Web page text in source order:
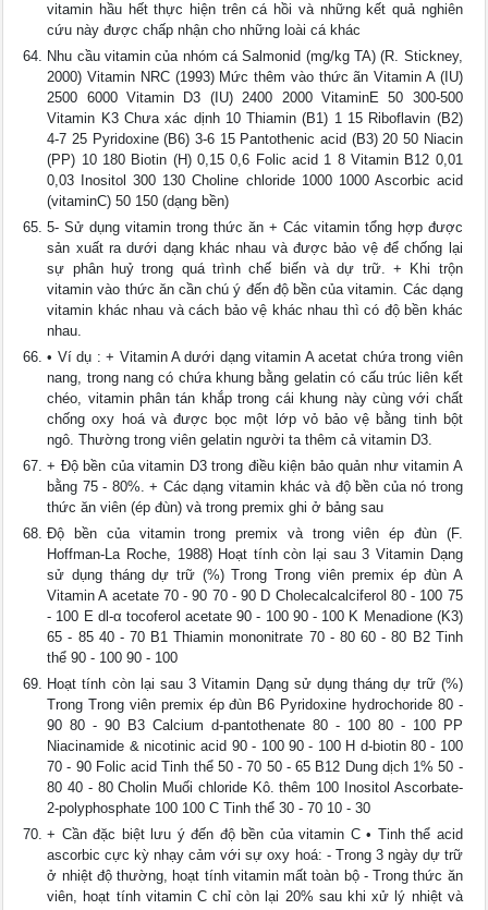
vitamin hầu hết thực hiện trên cá hồi và những kết quả nghiên
cứu này được chấp nhận cho những loài cá khác
Nhu cầu vitamin của nhóm cá Salmonid (mg/kg TA) (R. Stickney,
2000) Vitamin NRC (1993) Mức thêm vào thức ãn Vitamin A (IU)
2500 6000 Vitamin D3 (IU) 2400 2000 VitaminE 50 300-500
Vitamin K3 Chưa xác dịnh 10 Thiamin (B1) 1 15 Riboflavin (B2)
4-7 25 Pyridoxine (B6) 3-6 15 Pantothenic acid (B3) 20 50 Niacin
(PP) 10 180 Biotin (H) 0,15 0,6 Folic acid 1 8 Vitamin B12 0,01
0,03 Inositol 300 130 Choline chloride 1000 1000 Ascorbic acid
(vitaminC) 50 150 (dạng bền)
5- Sử dụng vitamin trong thức ăn + Các vitamin tổng hợp được
sản xuất ra dưới dạng khác nhau và được bảo vệ để chống lại
sự phân huỷ trong quá trình chế biến và dự trữ. + Khi trộn
vitamin vào thức ăn cần chú ý đến độ bền của vitamin. Các dạng
vitamin khác nhau và cách bảo vệ khác nhau thì có độ bền khác
nhau.
• Ví dụ : + Vitamin A dưới dạng vitamin A acetat chứa trong viên
nang, trong nang có chứa khung bằng gelatin có cấu trúc liên kết
chéo, vitamin phân tán khắp trong cái khung này cùng với chất
chống oxy hoá và được bọc một lớp vỏ bảo vệ bằng tinh bột
ngô. Thường trong viên gelatin người ta thêm cả vitamin D3.
+ Độ bền của vitamin D3 trong điều kiện bảo quản như vitamin A
bằng 75 - 80%. + Các dạng vitamin khác và độ bền của nó trong
thức ăn viên (ép đùn) và trong premix ghi ở bảng sau
Độ bền của vitamin trong premix và trong viên ép đùn (F.
Hoffman-La Roche, 1988) Hoạt tính còn lại sau 3 Vitamin Dạng
sử dụng tháng dự trữ (%) Trong Trong viên premix ép đùn A
Vitamin A acetate 70 - 90 70 - 90 D Cholecalcalciferol 80 - 100 75
- 100 E dl-α tocoferol acetate 90 - 100 90 - 100 K Menadione (K3)
65 - 85 40 - 70 B1 Thiamin mononitrate 70 - 80 60 - 80 B2 Tinh
thể 90 - 100 90 - 100
Hoạt tính còn lại sau 3 Vitamin Dạng sử dụng tháng dự trữ (%)
Trong Trong viên premix ép đùn B6 Pyridoxine hydrochoride 80 -
90 80 - 90 B3 Calcium d-pantothenate 80 - 100 80 - 100 PP
Niacinamide & nicotinic acid 90 - 100 90 - 100 H d-biotin 80 - 100
70 - 90 Folic acid Tinh thể 50 - 70 50 - 65 B12 Dung dịch 1% 50 -
80 40 - 80 Cholin Muối chloride Kô. thêm 100 Inositol Ascorbate-
2-polyphosphate 100 100 C Tinh thể 30 - 70 10 - 30
+ Cần đặc biệt lưu ý đến độ bền của vitamin C • Tinh thể acid
ascorbic cực kỳ nhạy cảm với sự oxy hoá: - Trong 3 ngày dự trữ
ở nhiệt độ thường, hoạt tính vitamin mất toàn bộ - Trong thức ăn
viên, hoạt tính vitamin C chỉ còn lại 20% sau khi xử lý nhiệt và